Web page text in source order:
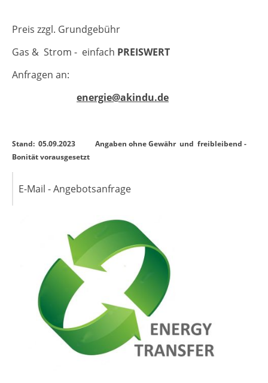
Preis zzgl. Grundgebühr
Gas & Strom - einfach PREISWERT
Anfragen an:
energie@akindu.de
Stand: 05.09.2023 Angaben ohne Gewähr und freibleibend -
Bonität vorausgesetzt
E-Mail - Angebotsanfrage